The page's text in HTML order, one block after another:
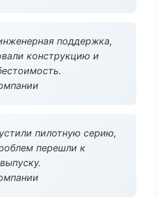
поддержка,
конструкцию и
пилотную серию,
перешли к